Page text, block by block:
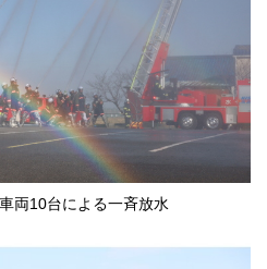
両10台による一斉放水